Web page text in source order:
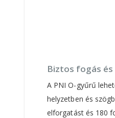
Biztos fogás és
A PNI O-gyűrű
helyzetben és
elforgatást és 180